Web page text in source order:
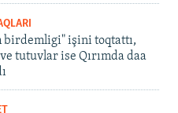
birdemligi" işini toqtattı,
tutuvlar ise Qırımda daa